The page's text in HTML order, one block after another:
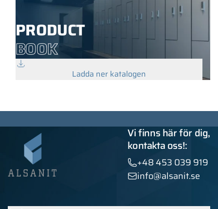
PRODUCT
BOOK
Ladda ner katalogen
Vi finns här för dig,
kontakta oss!:
+48 453 039 919
info@alsanit.se